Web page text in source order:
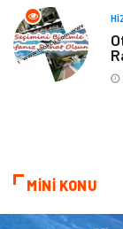
Sigorta
Mobilya
MİNİ KONU